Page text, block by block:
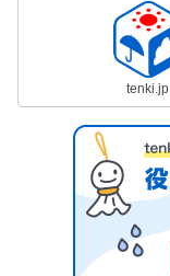
tenki.jp